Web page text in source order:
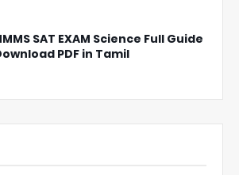
SAT EXAM Science Full Guide
PDF in Tamil